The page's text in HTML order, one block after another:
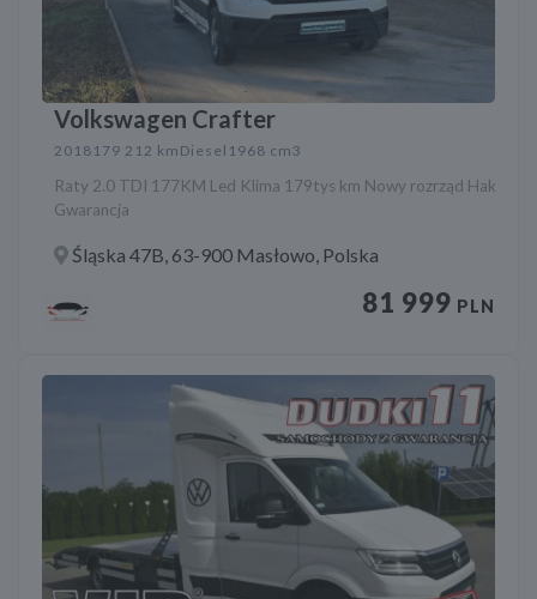
Volkswagen Crafter
2018 179 212 km Diesel 1968 cm3
Raty 2.0 TDI 177KM Led Klima 179tys km Nowy rozrząd Hak
Gwarancja
Śląska 47B, 63-900 Masłowo, Polska
81 999 PLN